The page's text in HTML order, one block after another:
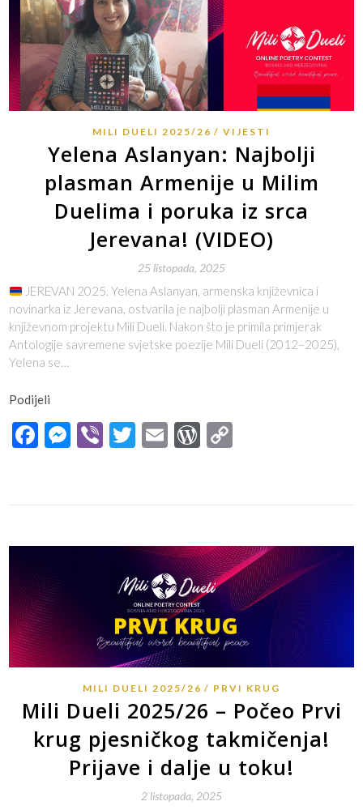
MILI DUELI 2025/26 VIJESTI
Yelena Aslanyan: Najbolji
plasman Armenije u Milim
Duelima i poruka iz srca
Jerevana! (VIDEO)
25 listopada, 2025
JEREVAN 2025. Yelena Aslanyan, armenska književnica i
novinarka iz Jerevana, ostvarila je najbolji plasman Armenije u
književnom projektu Mili Dueli. Nakon što je primila primjerak
Antologije savremene svjetske poezije Mili Dueli (2012–2025),
Yelena se…
Podijeli
Facebook
Messenger
ViberTwitter
EmailWordPress
MILI DUELI 2025/26 PRVI KRUG
Mili Dueli 2025/26 – Počeo Prvi
krug pjesničkog takmičenja!
Prijave i dalje u toku!
2 listopada, 2025